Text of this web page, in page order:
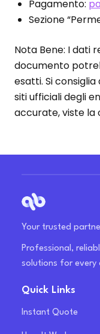
Pagamento:
Sezione
Nota Bene: I dati
documento
esatti. Si
siti ufficiali degli
accurate, viste la
Your trusted
Professional,
solutions for every
Quick Links
Instant Quote